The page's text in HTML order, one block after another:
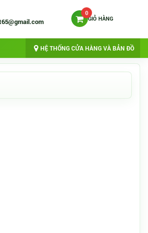
0
GIỎ HÀNG
HỆ THỐNG CỬA HÀNG VÀ BẢN ĐỒ